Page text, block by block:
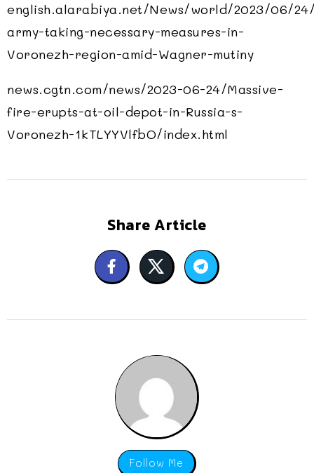
english.alarabiya.net/News/world/2023/06/24/
army-taking-necessary-measures-in-
Voronezh-region-amid-Wagner-mutiny
news.cgtn.com/news/2023-06-24/Massive-
fire-erupts-at-oil-depot-in-Russia-s-
Voronezh-1kTLYYVlfbO/index.html
Share Article
Follow Me